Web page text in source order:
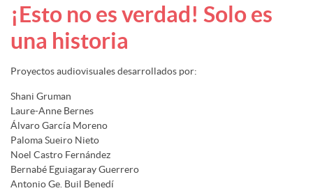
¡Esto no es verdad! Solo es
una historia
Proyectos audiovisuales desarrollados por:
Shani Gruman
Laure-Anne Bernes
Álvaro García Moreno
Paloma Sueiro Nieto
Noel Castro Fernández
Bernabé Eguiagaray Guerrero
Antonio Ge. Buil Benedí